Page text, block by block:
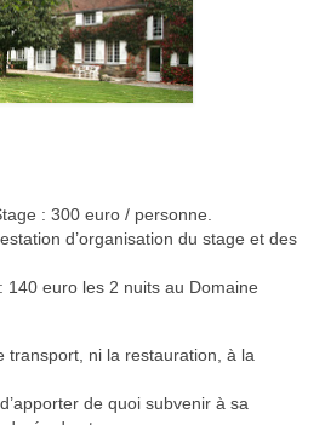
EN DORDOGNE
4 JOURS en Dordogne
: 300 euro / personne.
d’organisation du stage et des
140 euro les 2 nuits au Domaine
transport, ni la restauration, à la
de quoi subvenir à sa